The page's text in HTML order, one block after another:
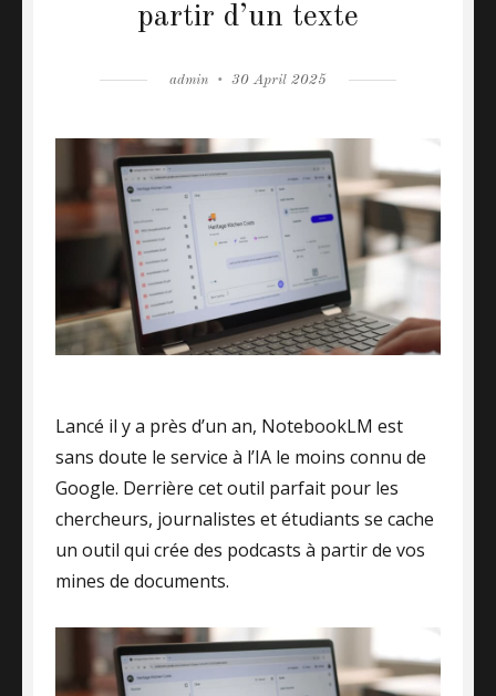
partir d’un texte
Author
admin
Posted
30 April 2025
Lancé il y a près d’un an, NotebookLM est
sans doute le service à l’IA le moins connu de
Google. Derrière cet outil parfait pour les
chercheurs, journalistes et étudiants se cache
un outil qui crée des podcasts à partir de vos
mines de documents.